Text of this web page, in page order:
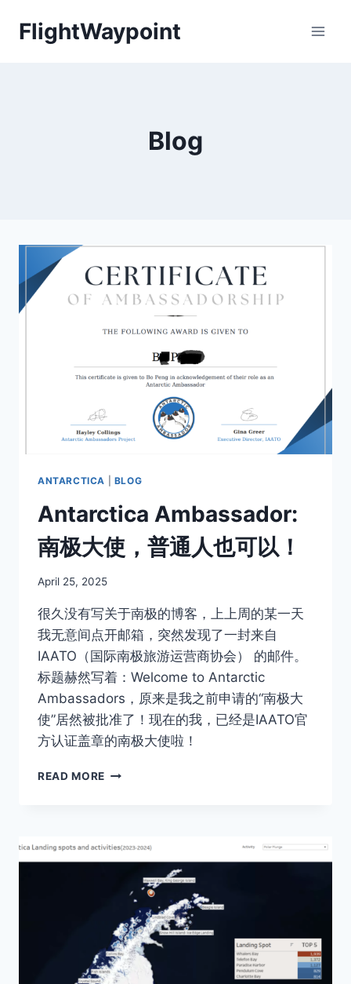
FlightWaypoint
Blog
ANTARCTICA BLOG
Antarctica Ambassador:
南极大使，普通人也可以！
By
April 25, 2025
很久没有写关于南极的博客，上上周的某一天
我无意间点开邮箱，突然发现了一封来自
IAATO（国际南极旅游运营商协会） 的邮件。
标题赫然写着：Welcome to Antarctic
Ambassadors，原来是我之前申请的“南极大
使”居然被批准了！现在的我，已经是IAATO官
方认证盖章的南极大使啦！
READ MORE ANTARCTICA
使，
可
以！